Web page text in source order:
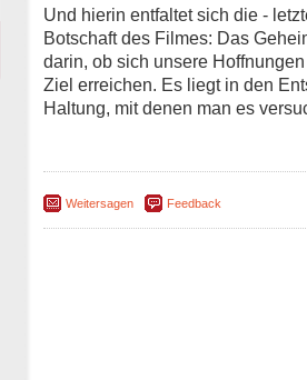
Und hierin entfaltet sich die -
Botschaft des Filmes: Das
darin, ob sich unsere
Ziel erreichen. Es liegt in den
Haltung, mit denen man es
Weitersagen Feedback